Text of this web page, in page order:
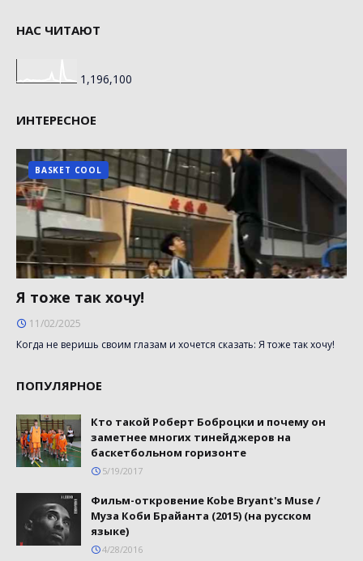
НАС ЧИТАЮТ
1,196,100
ИНТЕРЕСНОЕ
BASKET COOL
Я тоже так хочу!
11/02/2025
Когда не веришь своим глазам и хочется сказать: Я тоже так хочу!
ПОПУЛЯРНОЕ
Кто такой Роберт Боброцки и почему он
заметнее многих тинейджеров на
баскетбольном горизонте
5/19/2017
Фильм-откровение Kobe Bryant's Muse /
Муза Коби Брайанта (2015) (на русском
языке)
4/28/2016